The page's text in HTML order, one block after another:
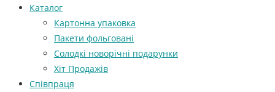
Каталог
Картонна упаковка
Пакети фольговані
Солодкі новорічні подарунки
Хіт Продажів
Співпраця